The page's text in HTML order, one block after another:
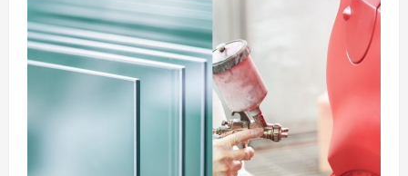
Galvanis,
Apa
Perbedaannya
dengan
Galvalum?